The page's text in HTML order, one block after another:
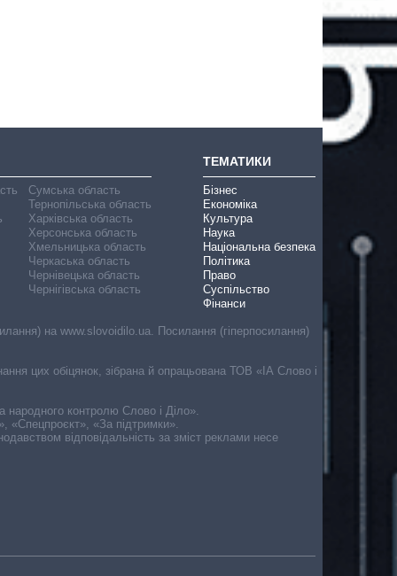
Сумська область
Тернопільська область
Харківська область
Херсонська область
Хмельницька область
Черкаська область
Чернівецька область
Чернігівська область
ТЕМАТИКИ
Бізнес
Економіка
Культура
Наука
Національна безпека
Політика
Право
Суспільство
Фінанси
на www.slovoidilo.ua. Посилання (гіперпосилання)
цих обіцянок, зібрана й опрацьована ТОВ «ІА Слово і
народного контролю Слово і Діло».
«Спецпроєкт», «За підтримки».
відповідальність за зміст реклами несе